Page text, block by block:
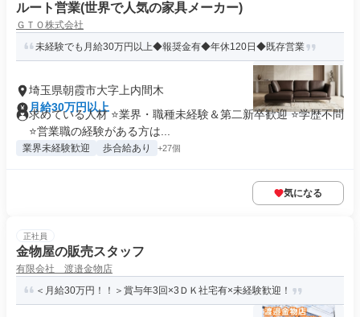
ルート営業(世界で人気の家具メーカー)
ＧＴＯ株式会社
未経験でも月給30万円以上◆報奨金有◆年休120日◆既存営業
埼玉県朝霞市大字上内間木
月給30万円以上
求めている人材 ⭐業界・職種未経験＆第二新卒歓迎 ⭐学歴不問
⭐営業職の経験がある方は...
業界未経験歓迎 歩合給あり +27個
気になる
正社員
金物屋の販売スタッフ
有限会社 渡邉金物店
＜月給30万円！！＞賞与年3回×3ＤＫ社宅有×未経験歓迎！